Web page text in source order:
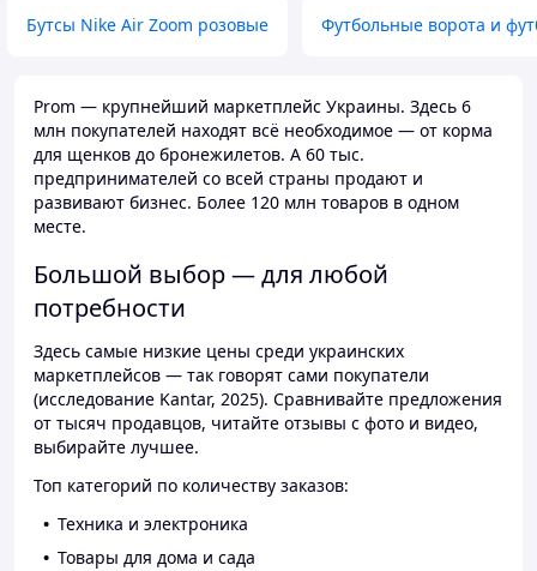
Бутсы Nike Air Zoom розовые Футбольные ворота и
Prom — крупнейший маркетплейс Украины. Здесь 6
млн покупателей находят всё необходимое — от корма
для щенков до бронежилетов. А 60 тыс.
предпринимателей со всей страны продают и
развивают бизнес. Более 120 млн товаров в одном
месте.
Большой выбор — для любой
потребности
Здесь самые низкие цены среди украинских
маркетплейсов — так говорят сами покупатели
(исследование Kantar, 2025). Сравнивайте предложения
от тысяч продавцов, читайте отзывы с фото и видео,
выбирайте лучшее.
Топ категорий по количеству заказов:
Техника и электроника
Товары для дома и сада